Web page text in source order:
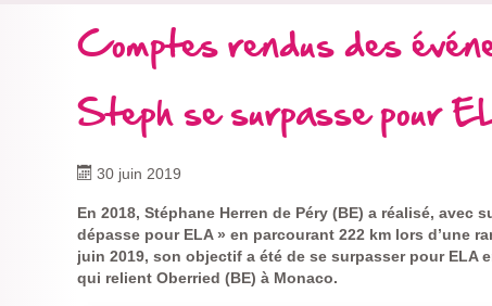
Comptes rendus des
Steph se surpasse pour
30 juin 2019
En 2018, Stéphane Herren de Péry (BE) a réalisé, avec
dépasse pour ELA » en parcourant 222 km lors d’une
juin 2019, son objectif a été de se surpasser pour ELA
qui relient Oberried (BE) à Monaco.